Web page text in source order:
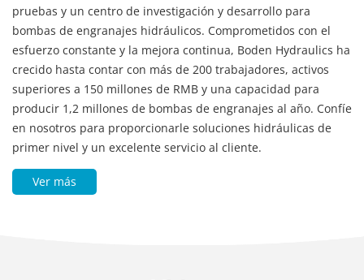
bombas de engranajes hidráulicos. Comprometidos con el
esfuerzo constante y la mejora continua, Boden Hydraulics ha
crecido hasta contar con más de 200 trabajadores, activos
superiores a 150 millones de RMB y una capacidad para
producir 1,2 millones de bombas de engranajes al año. Confíe
en nosotros para proporcionarle soluciones hidráulicas de
primer nivel y un excelente servicio al cliente.